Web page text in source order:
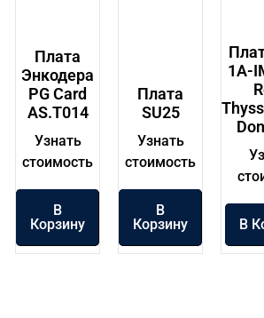
Плата
Энкодера
PG Card
AS.T014
Узнать
стоимость
В
Корзину
Плата
SU25
Узнать
стоимость
В
Корзину
1A-
В